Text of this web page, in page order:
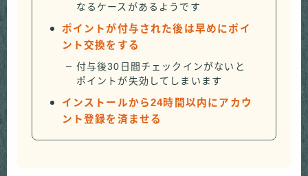
なるケースがあるようです
ポイントが付与された後は早めにポイ
ント交換をする
付与後30日間チェックインがないと
ポイントが失効してしまいます
インストールから24時間以内にアカウ
ント登録を済ませる